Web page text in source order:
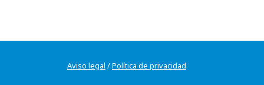
Aviso legal /Política de privacidad